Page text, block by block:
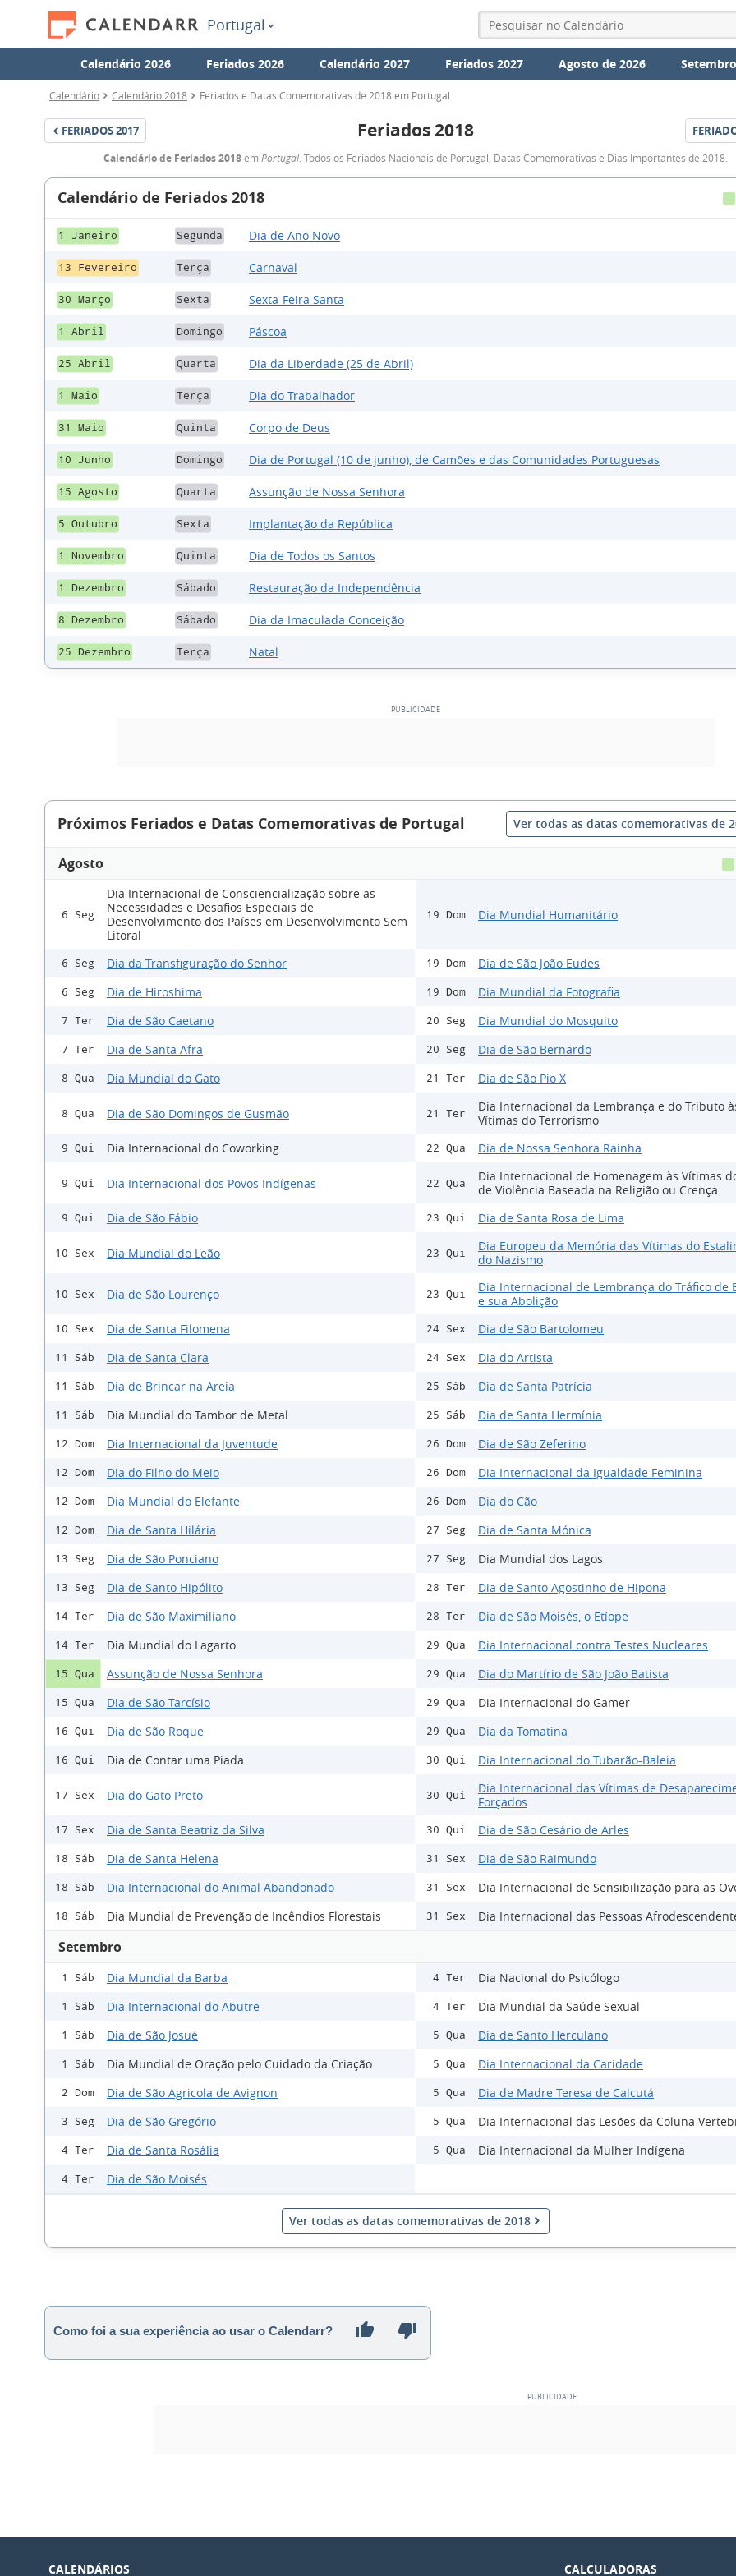
Portugal
Calendário 2026 Feriados 2026 Calendário 2027 Feriados 2027 Agosto de 2026
Calendário Calendário 2018 Feriados e Datas Comemorativas de 2018 em Portugal
FERIADOS2017
Feriados
2018
Feriados 2018
Calendário de Feriados 2018em Portugal . Todos os Feriados Nacionais de Portugal, Datas Comemorativas e Dias Importantes de 2018.
Calendário de Feriados 2018
1 Janeiro Segunda Dia de Ano Novo
13 Fevereiro Terça Carnaval
30 Março Sexta Sexta-Feira Santa
1 Abril Domingo Páscoa
25 Abril Quarta Dia da Liberdade (25 de Abril)
1 Maio Terça Dia do Trabalhador
31 Maio Quinta Corpo de Deus
10 Junho Domingo Dia de Portugal (10 de junho), de Camões e das Comunidades Portuguesas
15 Agosto Quarta Assunção de Nossa Senhora
5 Outubro Sexta Implantação da República
1 Novembro Quinta Dia de Todos os Santos
1 Dezembro Sábado Restauração da Independência
8 Dezembro Sábado Dia da Imaculada Conceição
25 Dezembro Terça Natal
Próximos Feriados e Datas Comemorativas de Portugal Ver todas as datas comemorativas de
Agosto
6 Seg
Dia Internacional de Consciencialização sobre as
Necessidades e Desafios Especiais de
Desenvolvimento dos Países em Desenvolvimento Sem
Litoral
6 Seg Dia da Transfiguração do Senhor
6 Seg Dia de Hiroshima
7 Ter Dia de São Caetano
7 Ter Dia de Santa Afra
8 Qua Dia Mundial do Gato
8 Qua Dia de São Domingos de Gusmão
9 Qui Dia Internacional do Coworking
9 Qui Dia Internacional dos Povos Indígenas
9 Qui Dia de São Fábio
10 Sex Dia Mundial do Leão
10 Sex Dia de São Lourenço
10 Sex Dia de Santa Filomena
11 Sáb Dia de Santa Clara
11 Sáb Dia de Brincar na Areia
11 Sáb Dia Mundial do Tambor de Metal
12 Dom Dia Internacional da Juventude
12 Dom Dia do Filho do Meio
12 Dom Dia Mundial do Elefante
12 Dom Dia de Santa Hilária
13 Seg Dia de São Ponciano
13 Seg Dia de Santo Hipólito
14 Ter Dia de São Maximiliano
14 Ter Dia Mundial do Lagarto
15 Qua Assunção de Nossa Senhora
15 Qua Dia de São Tarcísio
16 Qui Dia de São Roque
16 Qui Dia de Contar uma Piada
17 Sex Dia do Gato Preto
17 Sex Dia de Santa Beatriz da Silva
18 Sáb Dia de Santa Helena
18 Sáb Dia Internacional do Animal Abandonado
18 Sáb Dia Mundial de Prevenção de Incêndios Florestais
19 Dom Dia Mundial Humanitário
19 Dom Dia de São João Eudes
19 Dom Dia Mundial da Fotografia
20 Seg Dia Mundial do Mosquito
20 Seg Dia de São Bernardo
21 Ter Dia de São Pio X
21 Ter
Dia Internacional da Lembrança e do Tributo
Vítimas do Terrorismo
22 Qua Dia de Nossa Senhora Rainha
22 Qua
Dia Internacional de Homenagem às Vítimas
de Violência Baseada na Religião ou Crença
23 Qui Dia de Santa Rosa de Lima
23 Qui
Dia Europeu da Memória das Vítimas do
do Nazismo
23 Qui
Dia Internacional de Lembrança do Tráfico de
e sua Abolição
24 Sex Dia de São Bartolomeu
24 Sex Dia do Artista
25 Sáb Dia de Santa Patrícia
25 Sáb Dia de Santa Hermínia
26 Dom Dia de São Zeferino
26 Dom Dia Internacional da Igualdade Feminina
26 Dom Dia do Cão
27 Seg Dia de Santa Mónica
27 Seg Dia Mundial dos Lagos
28 Ter Dia de Santo Agostinho de Hipona
28 Ter Dia de São Moisés, o Etíope
29 Qua Dia Internacional contra Testes Nucleares
29 Qua Dia do Martírio de São João Batista
29 Qua Dia Internacional do Gamer
29 Qua Dia da Tomatina
30 Qui Dia Internacional do Tubarão-Baleia
30 Qui
Dia Internacional das Vítimas de
Forçados
30 Qui Dia de São Cesário de Arles
31 Sex Dia de São Raimundo
31 Sex Dia Internacional de Sensibilização para as
31 Sex Dia Internacional das Pessoas
Setembro
1 Sáb Dia Mundial da Barba
1 Sáb Dia Internacional do Abutre
1 Sáb Dia de São Josué
1 Sáb Dia Mundial de Oração pelo Cuidado da Criação
2 Dom Dia de São Agricola de Avignon
3 Seg Dia de São Gregório
4 Ter Dia de Santa Rosália
4 Ter Dia de São Moisés
4 Ter Dia Nacional do Psicólogo
4 Ter Dia Mundial da Saúde Sexual
5 Qua Dia de Santo Herculano
5 Qua Dia Internacional da Caridade
5 Qua Dia de Madre Teresa de Calcutá
5 Qua Dia Internacional das Lesões da Coluna
5 Qua Dia Internacional da Mulher Indígena
Ver todas as datas comemorativas de 2018
Como foi a sua experiência ao usar o Calendarr?
CALENDÁRIOS CALCULADORAS